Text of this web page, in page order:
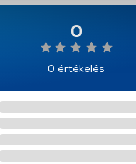
nem
biztosításához
Ön elfogadja a cookie-k
0
0 értékelés